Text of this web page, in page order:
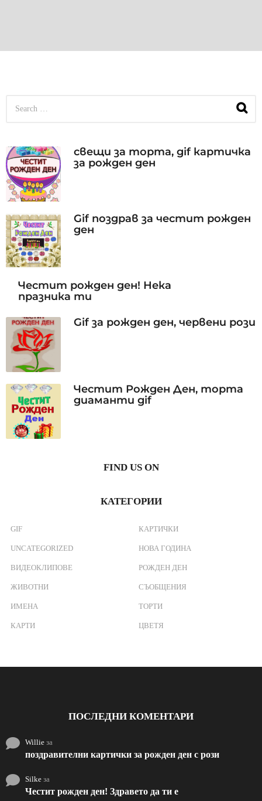
h
f
o
свещи за торта, gif картичка
за рожден ден
Gif поздрав за честит рожден
ден
Честит рожден ден! Нека
празника ти
Gif за рожден ден, червени рози
Честит Рожден Ден, торта
диаманти gif
FIND US ON
КАТЕГОРИИ
GIF
UNCATEGORIZED
ВИДЕОКЛИПОВЕ
ЖИВОТНИ
ИМЕНА
КАРТИ
КАРТИЧКИ
НОВА ГОДИНА
РОЖДЕН ДЕН
СЪОБЩЕНИЯ
ТОРТИ
ЦВЕТЯ
ПОСЛЕДНИ КОМЕНТАРИ
Willie за
поздравителни картички за рожден ден с рози
Silke за
Честит рожден ден! Здравето да ти е